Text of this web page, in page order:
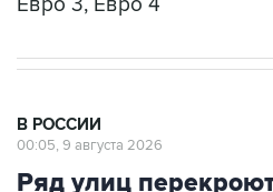
Ряд улиц перекроют
районе "Лужников"